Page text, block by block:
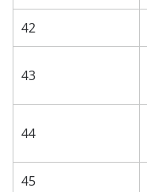
42
43
44
45